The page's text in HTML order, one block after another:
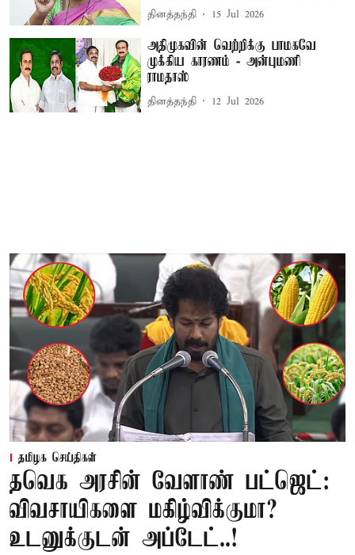
தினத்தந்தி 15 Jul 2026
அதிமுகவின் வெற்றிக்கு பாமகவே
முக்கிய காரணம் - அன்புமணி
ராமதாஸ்
தினத்தந்தி 12 Jul 2026
தமிழக செய்திகள்
தவெக அரசின் வேளாண் பட்ஜெட்:
விவசாயிகளை மகிழ்விக்குமா?
உடனுக்குடன் அப்டேட்..!